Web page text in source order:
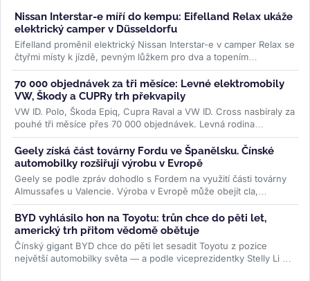
Nissan Interstar-e míří do kempu: Eifelland Relax ukáže
elektrický camper v Düsseldorfu
Eifelland proměnil elektrický Nissan Interstar-e v camper Relax se
čtyřmi místy k jízdě, pevným lůžkem pro dva a topením
napájeným z...>>
70 000 objednávek za tři měsíce: Levné elektromobily
VW, Škody a CUPRy trh překvapily
VW ID. Polo, Škoda Epiq, Cupra Raval a VW ID. Cross nasbíraly za
pouhé tři měsíce přes 70 000 objednávek. Levná rodina
elektromobilů...>>
Geely získá část továrny Fordu ve Španělsku. Čínské
automobilky rozšiřují výrobu v Evropě
Geely se podle zpráv dohodlo s Fordem na využití části továrny
Almussafes u Valencie. Výroba v Evropě může obejít cla,
zachránit kapacity...>>
BYD vyhlásilo hon na Toyotu: trůn chce do pěti let,
americký trh přitom vědomě obětuje
Čínský gigant BYD chce do pěti let sesadit Toyotu z pozice
největší automobilky světa — a podle viceprezidentky Stelly Li k